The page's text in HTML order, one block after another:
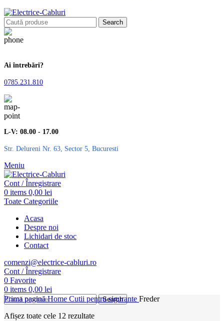
Search
Ai întrebări?
0785.231.810
L-V: 08.00 - 17.00
Str. Delureni Nr. 63, Sector 5, Bucuresti
Meniu
Cont / Înregistrare
0 items 0,00 lei
Toate Categoriile
Acasa
Despre noi
Lichidari de stoc
Contact
comenzi@electrice-cabluri.ro
Cont / Înregistrare
0 Favorite
0 items 0,00 lei
Search
Prima paginăHome Cutii pentru sigurante Freder
Afișez toate cele 12 rezultate